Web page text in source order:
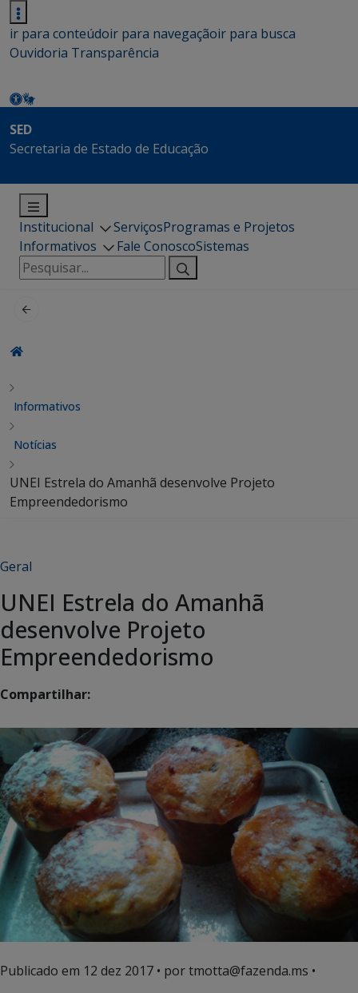
ir para conteúdoir para navegaçãoir para busca
Ouvidoria Transparência
SED
Secretaria de Estado de Educação
Institucional ServiçosProgramas e Projetos
Informativos
Fale ConoscoSistemas
Pesquisar
por:
Informativos
Notícias
UNEI Estrela do Amanhã desenvolve Projeto
Empreendedorismo
Geral
UNEI Estrela do Amanhã
desenvolve Projeto
Empreendedorismo
Compartilhar:
Publicado em 12 dez 2017 • por tmotta@fazenda.ms •